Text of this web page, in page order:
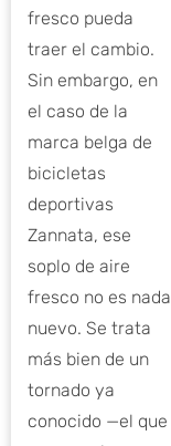
fresco pueda
traer el cambio.
Sin embargo, en
el caso de la
marca belga de
bicicletas
deportivas
Zannata, ese
soplo de aire
fresco no es nada
nuevo. Se trata
más bien de un
tornado ya
conocido —el que